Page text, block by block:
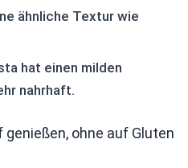
ähnliche Textur wie
hat einen milden
nahrhaft.
ohne auf Gluten